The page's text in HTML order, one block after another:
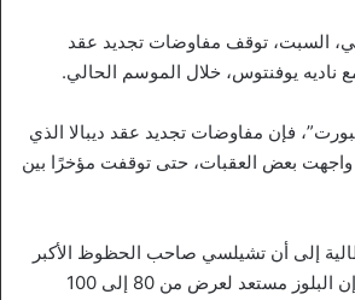
السبت، توقف مفاوضات تجديد عقد
مع ناديه يوفنتوس، خلال الموسم الحالي.
فإن مفاوضات تجديد عقد ديبالا الذي
في يونيو 2022، واجهت بعض العقبات، حتى توقفت مؤخرًا بين
إلى أن تشيلسي صاحب الحظوظ الأكبر
لضم باولو ديبالا، حيث إن البلوز مستعد لعرض من 80 إلى 100